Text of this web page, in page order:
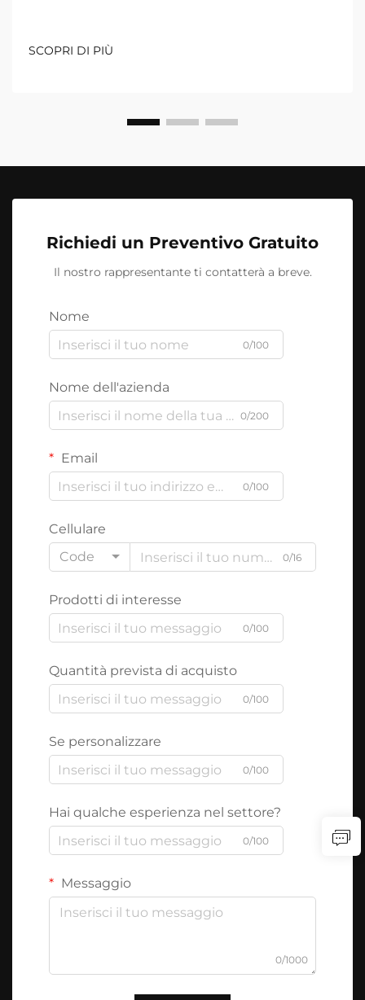
SCOPRI DI PIÙ
Richiedi un Preventivo Gratuito
Il nostro rappresentante ti contatterà a breve.
Nome
0/100
Nome dell'azienda
0/200
Email
0/100
Cellulare
Code
0/16
Prodotti di interesse
0/100
Quantità prevista di acquisto
0/100
Se personalizzare
0/100
Hai qualche esperienza nel settore?
0/100
Messaggio
0/1000